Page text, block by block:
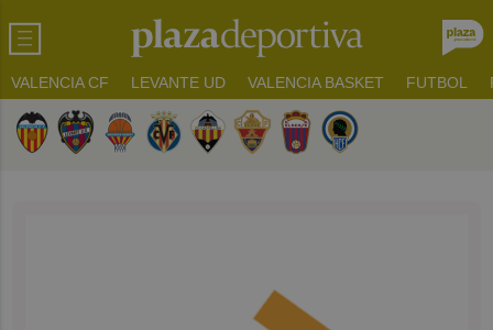
VALENCIA CF LEVANTE UD VALENCIA BASKET FUTBOL